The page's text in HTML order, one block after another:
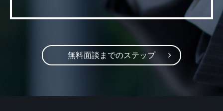
無料面談までのステップ